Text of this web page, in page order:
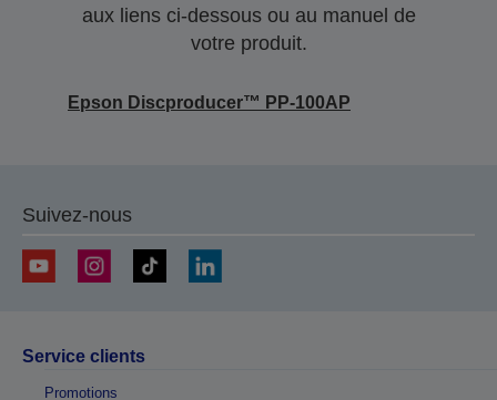
aux liens ci-dessous ou au manuel de
votre produit.
Epson Discproducer™ PP-100AP
Suivez-nous
Service clients
Promotions